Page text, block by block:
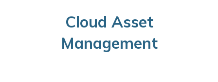
Cloud Asset
Management